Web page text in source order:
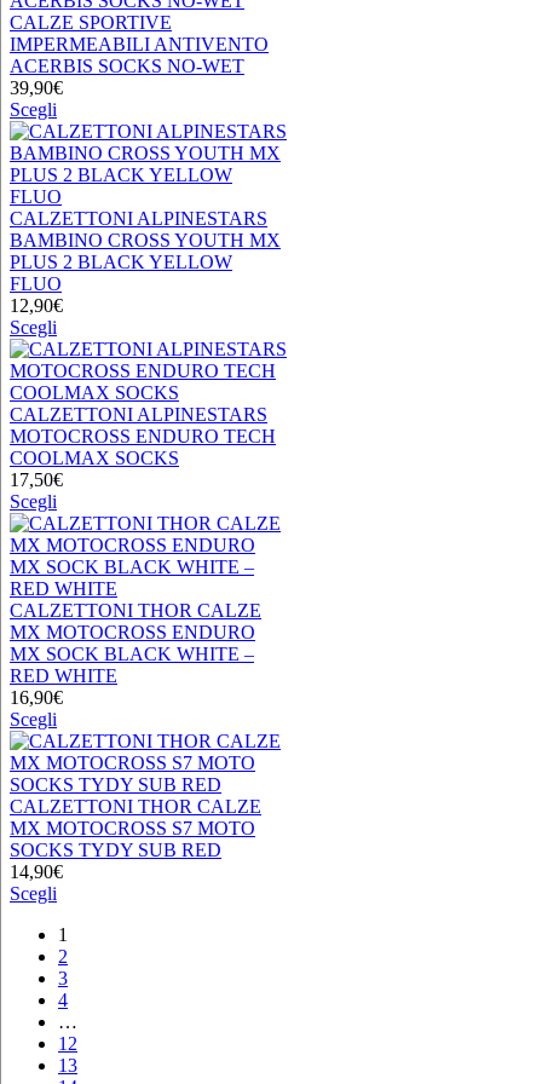
del
prodotto
varianti.
Le
opzioni
possono
scelte
nella
pagina
del
prodotto
CALZE SPORTIVE
IMPERMEABILI ANTIVENTO
ACERBIS SOCKS NO-WET
39,90€
Scegli
prodotto
ha
più
varianti.
Le
opzioni
possono
essere
scelte
pagina
del
prodotto
CALZETTONI ALPINESTARS
BAMBINO CROSS YOUTH MX
PLUS 2 BLACK YELLOW
FLUO
12,90€
Scegli
prodotto
ha
più
varianti.
Le
opzioni
possono
scelte
nella
pagina
del
prodotto
CALZETTONI ALPINESTARS
MOTOCROSS ENDURO TECH
COOLMAX SOCKS
17,50€
Scegli
prodotto
ha
più
varianti.
Le
opzioni
possono
essere
scelte
pagina
del
prodotto
CALZETTONI THOR CALZE
MX MOTOCROSS ENDURO
MX SOCK BLACK WHITE –
RED WHITE
16,90€
Scegli
prodotto
ha
più
varianti.
Le
opzioni
possono
nella
pagina
del
prodotto
CALZETTONI THOR CALZE
MX MOTOCROSS S7 MOTO
SOCKS TYDY SUB RED
14,90€
Scegli
ha
più
varianti.
Le
opzioni
possono
essere
1
2
3
4
…
12
13